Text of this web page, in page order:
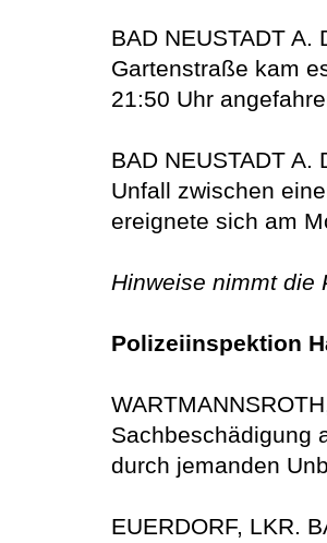
BAD NEUSTADT
Gartenstraße kam
21:50 Uhr
BAD NEUSTADT
Unfall zwischen
ereignete sich am
Hinweise nimmt die
Polizeiinspektion
Sachbeschädigung
durch jemanden
EUERDORF, LKR.